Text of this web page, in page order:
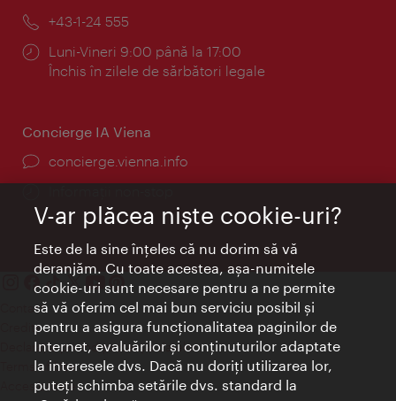
Telefon:
+43-1-24 555
Program:
Luni-Vineri 9:00 până la 17:00
Închis în zilele de sărbători legale
Concierge IA Viena
concierge.vienna.info
Contact
Credits
Declaraţie privind protecţia datelor
Terms of Use
Accesibilitate
V-ar plăcea nişte cookie-uri?
Este de la sine înţeles că nu dorim să vă
deranjăm. Cu toate acestea, aşa-numitele
cookie-uri sunt necesare pentru a ne permite
să vă oferim cel mai bun serviciu posibil şi
pentru a asigura funcţionalitatea paginilor de
Internet, evaluărilor şi conţinuturilor adaptate
la interesele dvs. Dacă nu doriţi utilizarea lor,
puteţi schimba setările dvs. standard la